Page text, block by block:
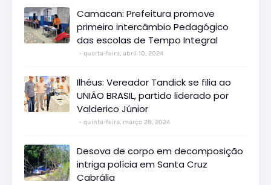
Camacan: Prefeitura promove
primeiro intercâmbio Pedagógico
das escolas de Tempo Integral
quarta-feira, abril 10, 2024
Ilhéus: Vereador Tandick se filia ao
UNIÃO BRASIL, partido liderado por
Valderico Júnior
quinta-feira, março 28, 2024
Desova de corpo em decomposição
intriga polícia em Santa Cruz
Cabrália